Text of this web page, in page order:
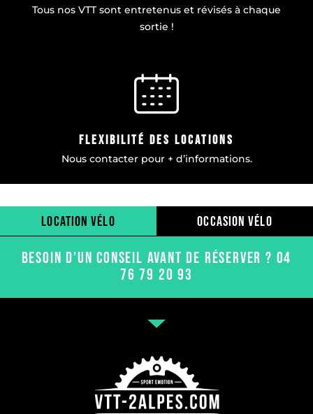
Tous nos VTT sont entretenus et révisés à chaque
sortie !
flexibilité des locations
Nous contacter pour + d’informations.
location vélo occasion vélo
BESOIN D'UN CONSEIL AVANT DE RÉSERVER ? 04
76 79 20 93